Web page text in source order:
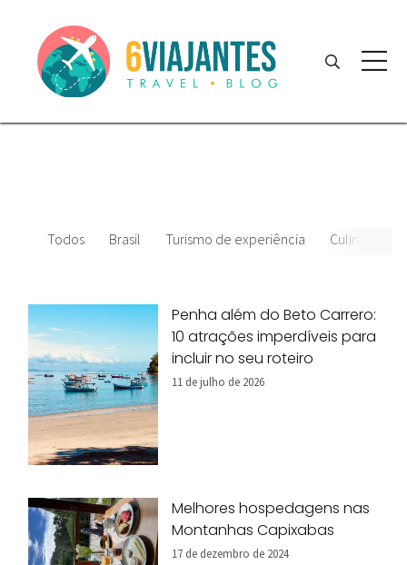
Todos Brasil Turismo de experiência Culinária
Penha além do Beto Carrero:
10 atrações imperdíveis para
incluir no seu roteiro
11 de julho de 2026
Melhores hospedagens nas
Montanhas Capixabas
17 de dezembro de 2024